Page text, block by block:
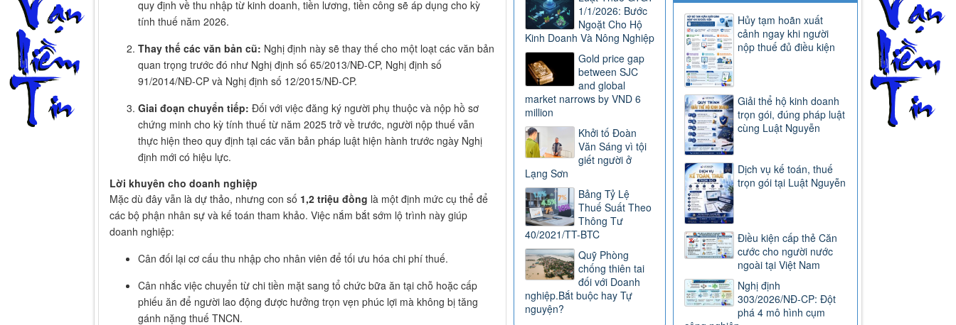
quy định về thu nhập từ kinh doanh, tiền lương, tiền công sẽ áp dụng cho kỳ
tính thuế năm 2026.
Thay thế các văn bản cũ: Nghị định này sẽ thay thế cho một loạt các văn bản
quan trọng trước đó như Nghị định số 65/2013/NĐ-CP, Nghị định số
91/2014/NĐ-CP và Nghị định số 12/2015/NĐ-CP.
Giai đoạn chuyển tiếp: Đối với việc đăng ký người phụ thuộc và nộp hồ sơ
chứng minh cho kỳ tính thuế từ năm 2025 trở về trước, người nộp thuế vẫn
thực hiện theo quy định tại các văn bản pháp luật hiện hành trước ngày Nghị
định mới có hiệu lực.
Lời khuyên cho doanh nghiệp
Mặc dù đây vẫn là dự thảo, nhưng con số 1,2 triệu đồng là một định mức cụ thể để
các bộ phận nhân sự và kế toán tham khảo. Việc nắm bắt sớm lộ trình này giúp
doanh nghiệp:
Cân đối lại cơ cấu thu nhập cho nhân viên để tối ưu hóa chi phí thuế.
Cân nhắc việc chuyển từ chi tiền mặt sang tổ chức bữa ăn tại chỗ hoặc cấp
phiếu ăn để người lao động được hưởng trọn vẹn phúc lợi mà không bị tăng
gánh nặng thuế TNCN.
Hủy tạm hoãn xuất
cảnh ngay khi người
nộp thuế đủ điều kiện
Giải thể hộ kinh doanh
trọn gói, đúng pháp luật
cùng Luật Nguyễn
Dịch vụ kế toán, thuế
trọn gói tại Luật Nguyễn
Điều kiện cấp thẻ Căn
cước cho người nước
ngoài tại Việt Nam
Nghị định
303/2026/NĐ-CP: Đột
phá 4 mô hình cụm
1/1/2026: Bước
Ngoặt Cho Hộ
Kinh Doanh Và Nông Nghiệp
Gold price gap
between SJC
and global
market narrows by VND 6
million
Khởi tố Đoàn
Văn Sáng vì tội
giết người ở
Lạng Sơn
Bảng Tỷ Lệ
Thuế Suất Theo
Thông Tư
40/2021/TT-BTC
Quỹ Phòng
chống thiên tai
đối với Doanh
nghiệp.Bắt buộc hay Tự
nguyện?